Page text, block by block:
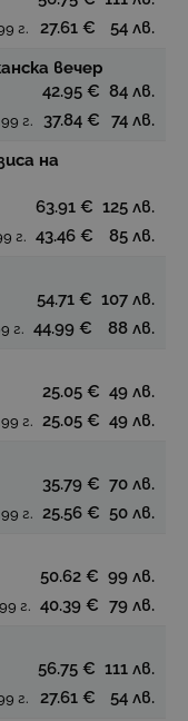
г. 27.61 €
54 лв.
вечер
42.95 € 84 лв.
г. 37.84 €
74 лв.
на
63.91 € 125 лв.
г. 43.46 €
85 лв.
54.71 € 107 лв.
г. 44.99 €
88 лв.
25.05 € 49 лв.
г. 25.05 € 49 лв.
35.79 € 70 лв.
г. 25.56 € 50 лв.
50.62 € 99 лв.
г. 40.39 € 79 лв.
56.75 € 111 лв.
г. 27.61 €
54 лв.